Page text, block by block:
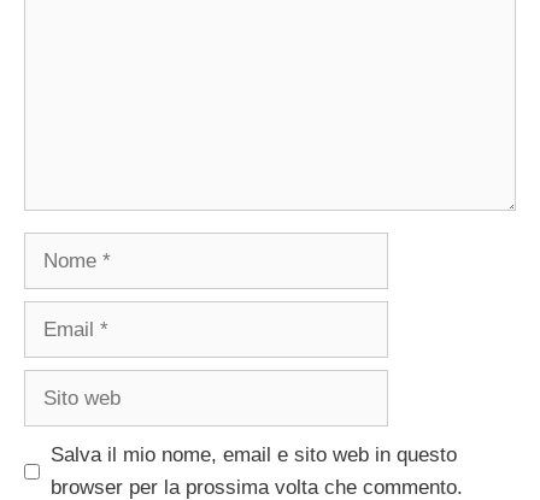
Nome
Email
Sito
Salva il mio nome, email e sito web in questo
browser per la prossima volta che commento.